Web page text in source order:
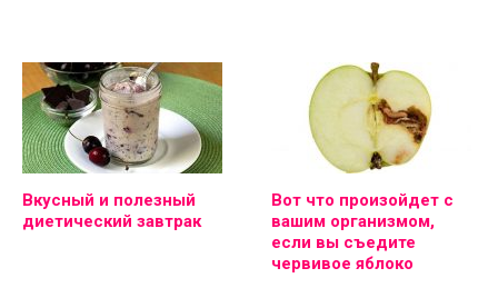
Вкусный и полезный
диетический завтрак
Вот что произойдет с
вашим организмом,
если вы съедите
червивое яблоко